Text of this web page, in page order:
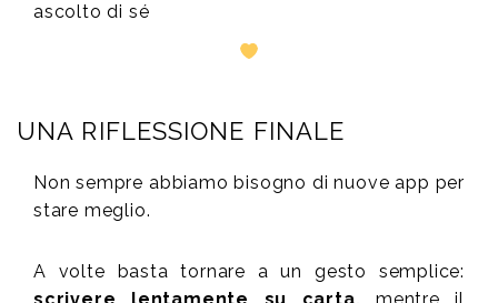
ascolto di sé
UNA RIFLESSIONE FINALE
Non sempre abbiamo bisogno di nuove app per
stare meglio.
A volte basta tornare a un gesto semplice: